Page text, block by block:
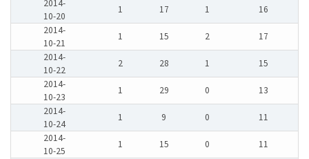
2014-
10-20
1 17 1
16
2014-
10-21
1 15 2
17
2014-
10-22
2 28 1
15
2014-
10-23
1 29 0
13
2014-
10-24
1 9 0
11
2014-
10-25
1 15 0
11